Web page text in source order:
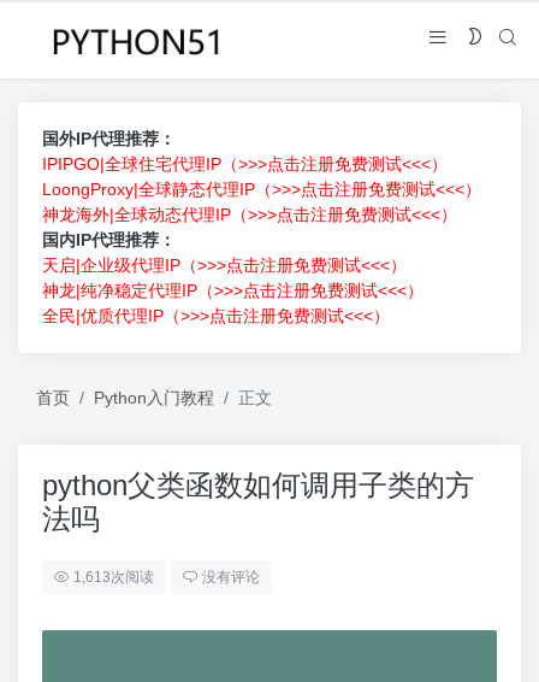
国外IP代理推荐：
IPIPGO|全球住宅代理IP（>>>点击注册免费测试<<<）
LoongProxy|全球静态代理IP（>>>点击注册免费测试<<<）
神龙海外|全球动态代理IP（>>>点击注册免费测试<<<）
国内IP代理推荐：
天启|企业级代理IP（>>>点击注册免费测试<<<）
神龙|纯净稳定代理IP（>>>点击注册免费测试<<<）
全民|优质代理IP（>>>点击注册免费测试<<<）
首页 Python入门教程 正文
python父类函数如何调用子类的方
法吗
1,613次阅读 没有评论